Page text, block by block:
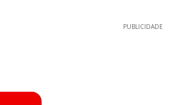
PUBLICIDADE